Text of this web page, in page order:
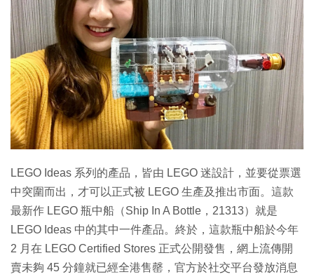
LEGO Ideas 系列的產品，皆由 LEGO 迷設計，並要從票選
中突圍而出，才可以正式被 LEGO 生產及推出市面。這款
最新作 LEGO 瓶中船（Ship In A Bottle，21313）就是
LEGO Ideas 中的其中一件產品。終於，這款瓶中船於今年
2 月在 LEGO Certified Stores 正式公開發售，網上流傳開
賣未夠 45 分鐘就已經全港售罄，官方於社交平台發放消息